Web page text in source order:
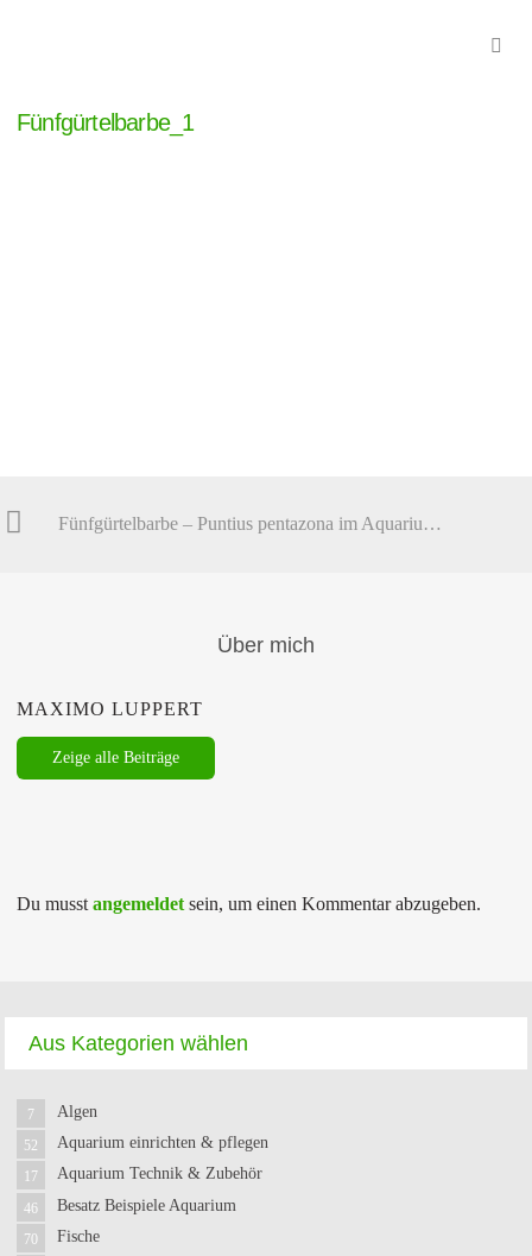
Fünfgürtelbarbe_1
Fünfgürtelbarbe – Puntius pentazona im Aquarium halten
Über mich
MAXIMO LUPPERT
Zeige alle Beiträge
Du musst angemeldet sein, um einen Kommentar abzugeben.
Aus Kategorien wählen
Algen
7
Aquarium einrichten & pflegen
52
Aquarium Technik & Zubehör
17
Besatz Beispiele Aquarium
46
Fische
70